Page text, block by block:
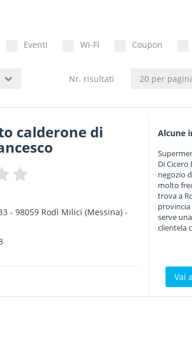
Eventi Wi-Fi Coupon
Nr. risultati 20 per
calderone di
-98059 Rodì Milici (Messina) -
Alcune
Di Cicero
negozio
molto
trova a
provincia
serve
clientela
Vai